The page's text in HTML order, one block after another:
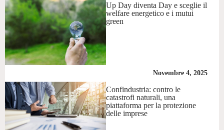
Up Day diventa Day e sceglie il
welfare energetico e i mutui
green
Novembre 4, 2025
Confindustria: contro le
catastrofi naturali, una
piattaforma per la protezione
delle imprese